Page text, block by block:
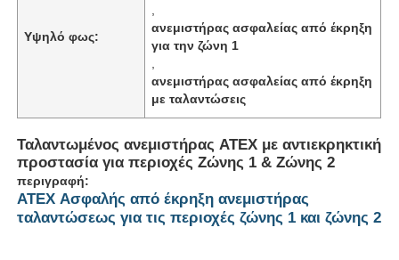
Υψηλό φως:
ανεμιστήρας ασφαλείας από έκρηξη
για την ζώνη 1
ανεμιστήρας ασφαλείας από έκρηξη
με ταλαντώσεις
Ταλαντωμένος ανεμιστήρας ATEX με αντιεκρηκτική
προστασία για περιοχές Ζώνης 1 & Ζώνης 2
περιγραφή:
ATEX Ασφαλής από έκρηξη ανεμιστήρας
ταλαντώσεως για τις περιοχές ζώνης 1 και ζώνης 2